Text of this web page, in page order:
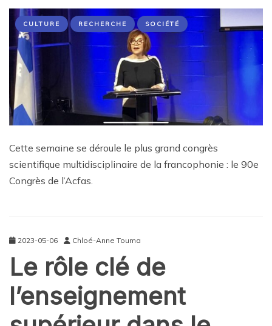
CULTURE RECHERCHE SOCIÉTÉ
Cette semaine se déroule le plus grand congrès
scientifique multidisciplinaire de la francophonie : le 90e
Congrès de l’Acfas.
2023-05-06 Chloé-Anne Touma
Le rôle clé de
l’enseignement